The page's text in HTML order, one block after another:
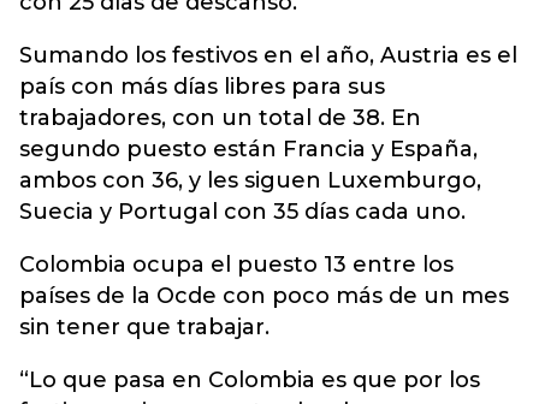
Sumando los festivos en el año, Austria es el
país con más días libres para sus
trabajadores, con un total de 38. En
segundo puesto están Francia y España,
ambos con 36, y les siguen Luxemburgo,
Suecia y Portugal con 35 días cada uno.
Colombia ocupa el puesto 13 entre los
países de la Ocde con poco más de un mes
sin tener que trabajar.
“Lo que pasa en Colombia es que por los